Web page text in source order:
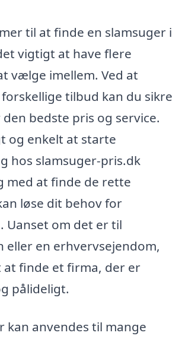
til at finde en slamsuger i
vigtigt at have flere
vælge imellem. Ved at
tilbud kan du sikre
bedste pris og service.
og enkelt at starte
hos slamsuger-pris.dk
med at finde de rette
løse dit behov for
Uanset om det er til
eller en erhvervsejendom,
finde et firma, der er
pålideligt.
kan anvendes til mange